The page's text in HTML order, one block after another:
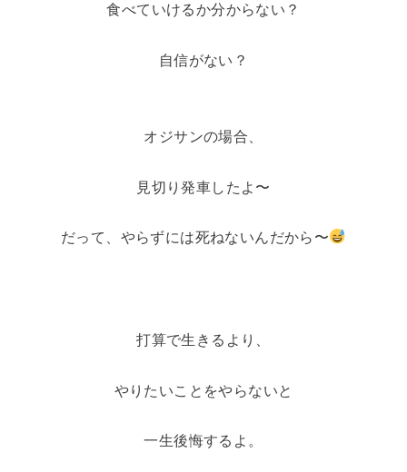
食べていけるか分からない？
自信がない？
オジサンの場合、
見切り発車したよ〜
だって、やらずには死ねないんだから〜
打算で生きるより、
やりたいことをやらないと
一生後悔するよ。